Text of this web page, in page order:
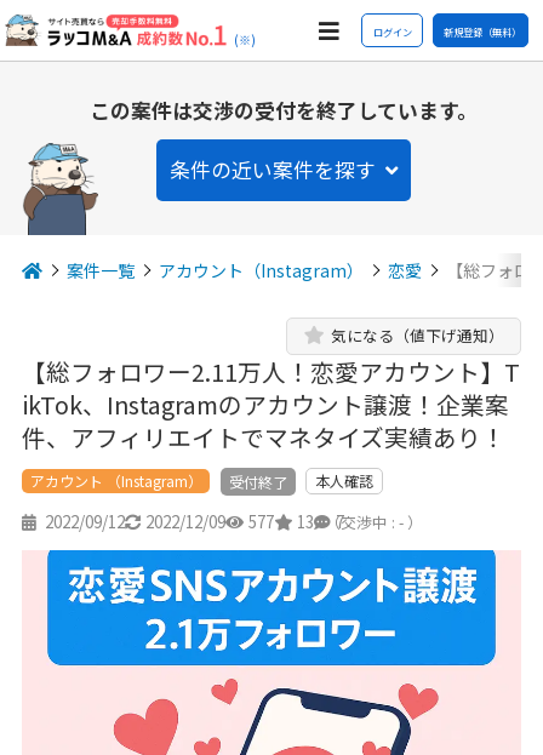
(※) ログイン 新規登録（無料）
この案件は交渉の受付を終了しています。
条件の近い案件を探す
案件一覧 アカウント（Instagram） 恋愛 【総フォ
【総フォロワー2.11万人！恋愛アカウント】T
ikTok、Instagramのアカウント譲渡！企業案
件、アフィリエイトでマネタイズ実績あり！
気になる（値下げ通知）
アカウント （Instagram） 受付終了 本人確認
2022/09/12 2022/12/09 577 13 7
（交渉中 : - ）